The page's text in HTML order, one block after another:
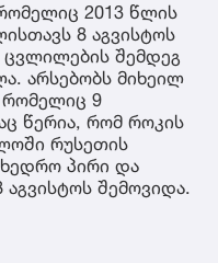
2013 წლის
8 აგვისტოს
შემდეგ
არსებობს მიხეილ
რომელიც 9
წერია, რომ როკის
რუსეთის
პირი და
შემოვიდა.